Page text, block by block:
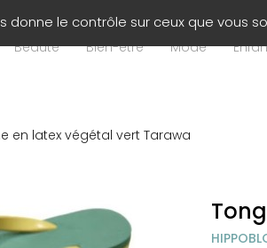
Beauté Bien-être Mode
en latex végétal vert Tarawa
donne le contrôle sur ceux que vous